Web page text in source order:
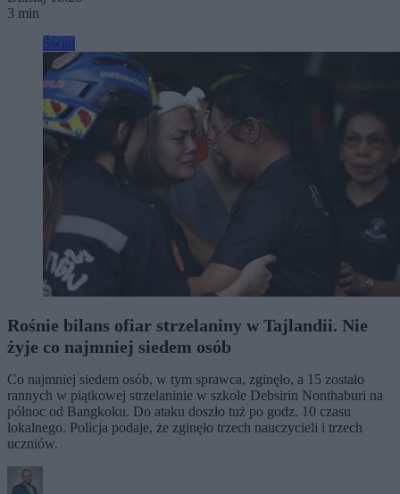
3 min
Rośnie bilans ofiar strzelaniny w Tajlandii. Nie
żyje co najmniej siedem osób
Co najmniej siedem osób, w tym sprawca, zginęło, a 15 zostało
rannych w piątkowej strzelaninie w szkole Debsirin Nonthaburi na
północ od Bangkoku. Do ataku doszło tuż po godz. 10 czasu
lokalnego. Policja podaje, że zginęło trzech nauczycieli i trzech
uczniów.